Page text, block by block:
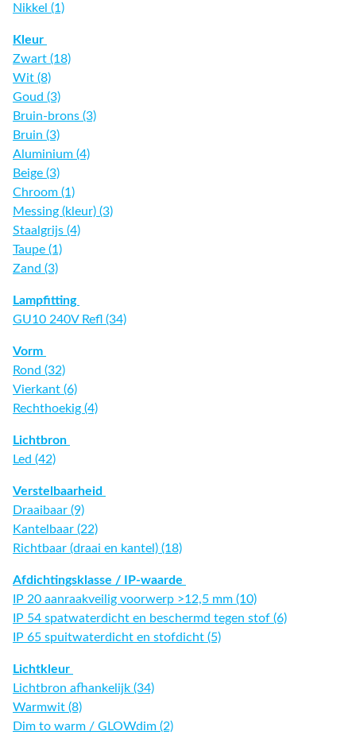
Nikkel (1)
Kleur
Zwart (18)
Wit (8)
Goud (3)
Bruin-brons (3)
Bruin (3)
Aluminium (4)
Beige (3)
Chroom (1)
Messing (kleur) (3)
Staalgrijs (4)
Taupe (1)
Zand (3)
Lampfitting
GU10 240V Refl (34)
Vorm
Rond (32)
Vierkant (6)
Rechthoekig (4)
Lichtbron
Led (42)
Verstelbaarheid
Draaibaar (9)
Kantelbaar (22)
Richtbaar (draai en kantel) (18)
Afdichtingsklasse / IP-waarde
IP 20 aanraakveilig voorwerp >12,5 mm (10)
IP 54 spatwaterdicht en beschermd tegen stof (6)
IP 65 spuitwaterdicht en stofdicht (5)
Lichtkleur
Lichtbron afhankelijk (34)
Warmwit (8)
Dim to warm / GLOWdim (2)